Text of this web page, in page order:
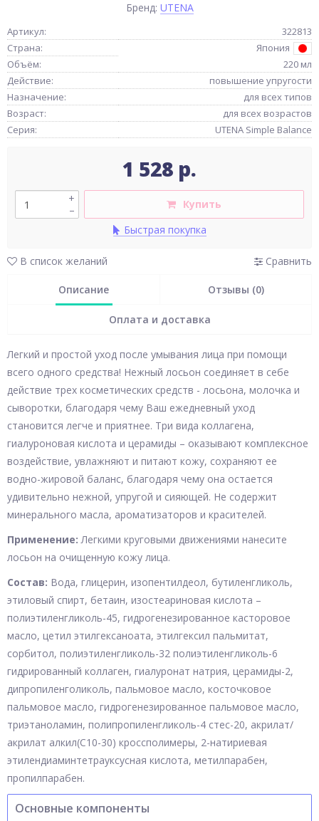
Бренд: UTENA
Артикул:
322813
Страна:
Япония
Объём:
220 мл
Действие:
повышение упругости
Назначение:
для всех типов
Возраст:
для всех возрастов
Серия:
UTENA Simple Balance
1 528 р.
–
+
Купить
Быстрая покупка
В список желаний Сравнить
Описание Отзывы (0)
Оплата и доставка
Легкий и простой уход после умывания лица при помощи
всего одного средства! Нежный лосьон соединяет в себе
действие трех косметических средств - лосьона, молочка и
сыворотки, благодаря чему Ваш ежедневный уход
становится легче и приятнее. Три вида коллагена,
гиалуроновая кислота и церамиды – оказывают комплексное
воздействие, увлажняют и питают кожу, сохраняют ее
водно-жировой баланс, благодаря чему она остается
удивительно нежной, упругой и сияющей. Не содержит
минерального масла, ароматизаторов и красителей.
Применение: Легкими круговыми движениями нанесите
лосьон на очищенную кожу лица.
Состав: Вода, глицерин, изопентилдеол, бутиленгликоль,
этиловый спирт, бетаин, изостеариновая кислота –
полиэтиленгликоль-45, гидрогенезированное касторовое
масло, цетил этилгексаноата, этилгексил пальмитат,
сорбитол, полиэтиленгликоль-32 полиэтиленгликоль-6
гидрированный коллаген, гиалуронат натрия, церамиды-2,
дипропиленголиколь, пальмовое масло, косточковое
пальмовое масло, гидрогенезированное пальмовое масло,
триэтаноламин, полипропиленгликоль-4 стес-20, акрилат/
акрилат алкил(C10-30) кроссполимеры, 2-натириевая
этилендиаминтетрауксусная кислота, метилпарабен,
пропилпарабен.
Основные компоненты